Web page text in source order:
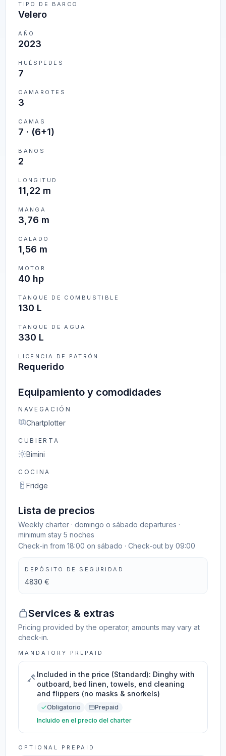
TIPO DE BARCO
Velero
AÑO
2023
HUÉSPEDES
7
CAMAROTES
3
CAMAS
7 · (6+1)
BAÑOS
2
LONGITUD
11,22 m
MANGA
3,76 m
CALADO
1,56 m
MOTOR
40 hp
TANQUE DE COMBUSTIBLE
130 L
TANQUE DE AGUA
330 L
LICENCIA DE PATRÓN
Requerido
Equipamiento y comodidades
NAVEGACIÓN
Chartplotter
CUBIERTA
Bimini
COCINA
Fridge
Lista de precios
Weekly charter · domingo o sábado departures ·
minimum stay 5 noches
Check-in from 18:00 on sábado · Check-out by 09:00
DEPÓSITO DE SEGURIDAD
4830 €
Services & extras
Pricing provided by the operator; amounts may vary at
check-in.
MANDATORY PREPAID
Included in the price (Standard): Dinghy with
outboard, bed linen, towels, end cleaning
and flippers (no masks & snorkels)
Obligatorio
Prepaid
Incluido en el precio del charter
OPTIONAL PREPAID